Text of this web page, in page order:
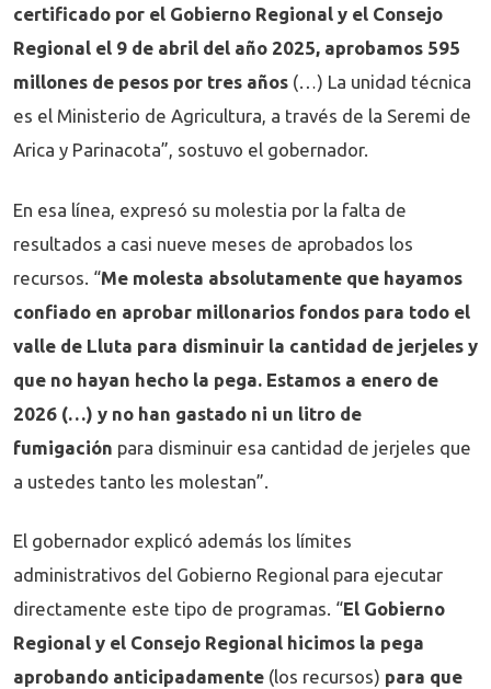
certificado por el Gobierno Regional y el Consejo
Regional el 9 de abril del año 2025, aprobamos 595
millones de pesos por tres años (…) La unidad técnica
es el Ministerio de Agricultura, a través de la Seremi de
Arica y Parinacota”, sostuvo el gobernador.
En esa línea, expresó su molestia por la falta de
resultados a casi nueve meses de aprobados los
recursos. “Me molesta absolutamente que hayamos
confiado en aprobar millonarios fondos para todo el
valle de Lluta para disminuir la cantidad de jerjeles y
que no hayan hecho la pega. Estamos a enero de
2026 (…) y no han gastado ni un litro de
fumigación para disminuir esa cantidad de jerjeles que
a ustedes tanto les molestan”.
El gobernador explicó además los límites
administrativos del Gobierno Regional para ejecutar
directamente este tipo de programas. “El Gobierno
Regional y el Consejo Regional hicimos la pega
aprobando anticipadamente (los recursos) para que